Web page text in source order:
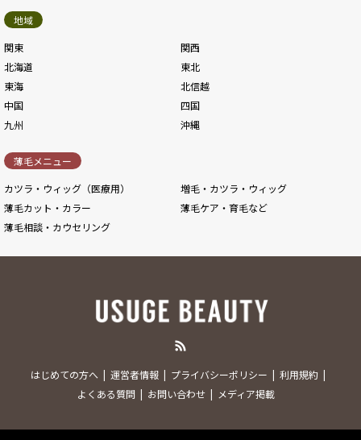
地域
関東
関西
北海道
東北
東海
北信越
中国
四国
九州
沖縄
薄毛メニュー
カツラ・ウィッグ（医療用）
増毛・カツラ・ウィッグ
薄毛カット・カラー
薄毛ケア・育毛など
薄毛相談・カウセリング
はじめての方へ 運営者情報 プライバシーポリシー
利用規約
よくある質問
お問い合わせ メディア掲載